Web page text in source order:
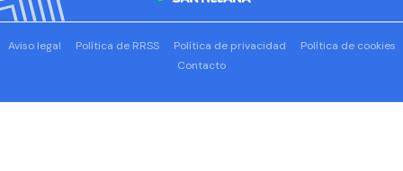
Aviso legal Política de RRSS Política de privacidad
Política de cookies
Contacto